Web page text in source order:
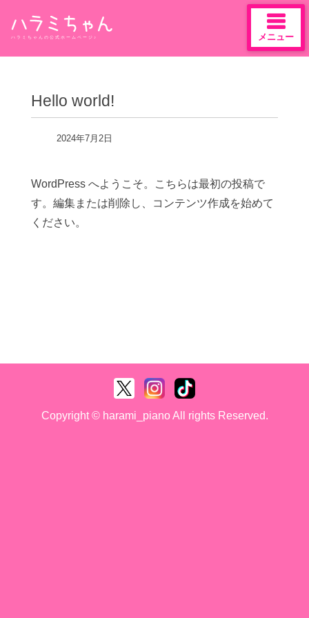
content
ハラミちゃんの公式ホームページ♪ メニュー
Hello world!
2024年7月2日
WordPress へようこそ。こちらは最初の投稿で
す。編集または削除し、コンテンツ作成を始めて
ください。
Copyright © harami_piano All rights Reserved.